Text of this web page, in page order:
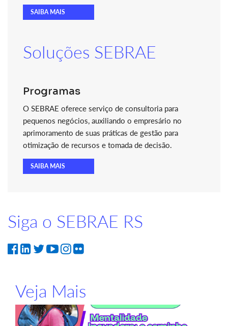
SAIBA MAIS
Soluções SEBRAE
Programas
O SEBRAE oferece serviço de consultoria para
pequenos negócios, auxiliando o empresário no
aprimoramento de suas práticas de gestão para
otimização de recursos e tomada de decisão.
SAIBA MAIS
Siga o SEBRAE RS
Veja Mais